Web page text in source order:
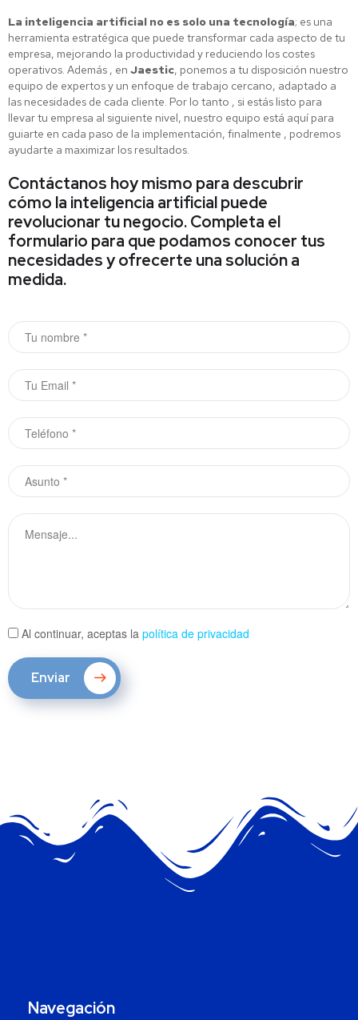
La inteligencia artificial no es solo una tecnología; es una
herramienta estratégica que puede transformar cada aspecto de tu
empresa, mejorando la productividad y reduciendo los costes
operativos. Además , en Jaestic, ponemos a tu disposición nuestro
equipo de expertos y un enfoque de trabajo cercano, adaptado a
las necesidades de cada cliente. Por lo tanto , si estás listo para
llevar tu empresa al siguiente nivel, nuestro equipo está aquí para
guiarte en cada paso de la implementación, finalmente , podremos
ayudarte a maximizar los resultados.
Contáctanos hoy mismo para descubrir
cómo la inteligencia artificial puede
revolucionar tu negocio. Completa el
formulario para que podamos conocer tus
necesidades y ofrecerte una solución a
medida.
Al continuar, aceptas la política de privacidad
Enviar
Navegación